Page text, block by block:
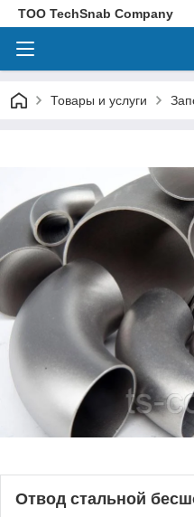
ТОО TechSnab Company
Товары и услуги
Отвод стальной